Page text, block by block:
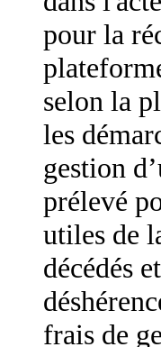
pour la
selon la
les
gestion
prélevé
utiles de
décédés
frais de